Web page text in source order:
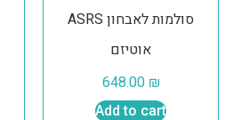
ASRS סולמות לאבחון
אוטיזם
648.00 ₪
Add to cart